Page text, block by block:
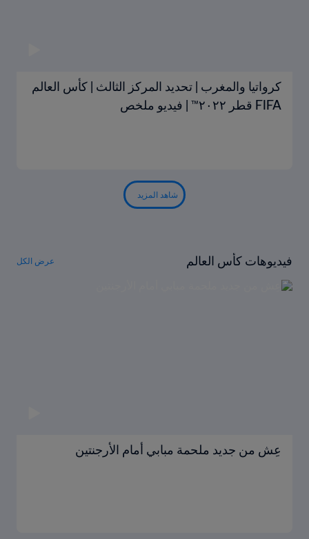
كرواتيا والمغرب | تحديد المركز الثالث | كأس العالم
FIFA قطر ٢٠٢٢™ | فيديو ملخص
شاهد المزيد
فيديوهات كأس العالم عرض الكل
عِش من جديد ملحمة مبابي أمام الأرجنتين